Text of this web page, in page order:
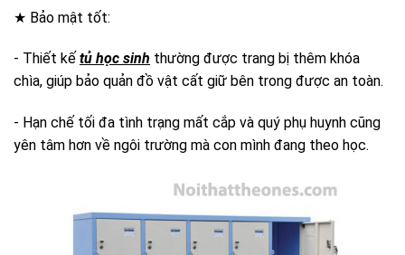
★ Bảo mật tốt:
- Thiết kế tủ học sinh thường được trang bị thêm khóa
chìa, giúp bảo quản đồ vật cất giữ bên trong được an toàn.
- Hạn chế tối đa tình trạng mất cắp và quý phụ huynh cũng
yên tâm hơn về ngôi trường mà con mình đang theo học.